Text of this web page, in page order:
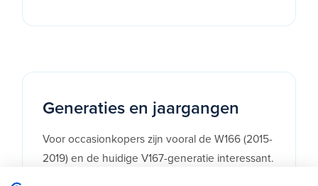
Generaties en jaargangen
Voor occasionkopers zijn vooral de W166 (2015-
2019) en de huidige V167-generatie interessant.